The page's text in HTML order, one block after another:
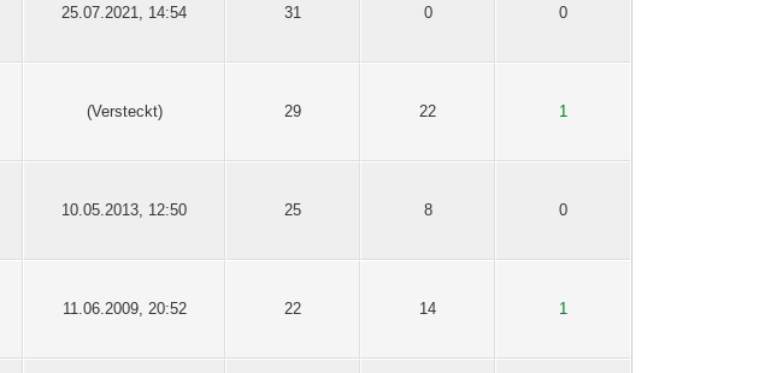
25.07.2021, 14:54 31 0 0
(Versteckt) 29 22 1
10.05.2013, 12:50 25 8 0
11.06.2009, 20:52 22 14 1